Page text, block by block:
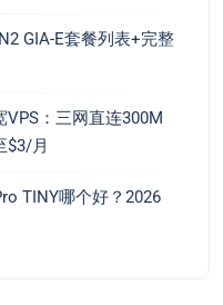
GIA-E套餐列表+完整
：三网直连300M
$3/月
TINY哪个好？2026